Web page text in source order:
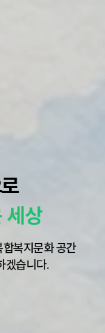
세상
복지문화 공간
겠습니다.